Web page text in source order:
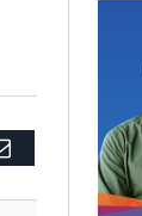
Email